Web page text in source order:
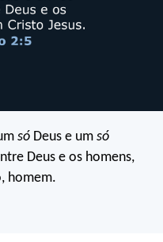
só Deus e umsó
Deus e os homens,
homem.